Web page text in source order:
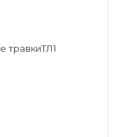
травкиТЛ1